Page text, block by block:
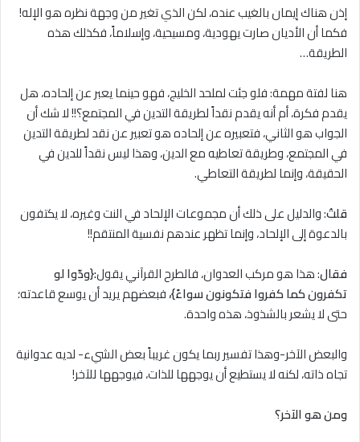
إذن هناك إيمان بالغيب عنده، لكن الذي تغير من وجهة نظره هو الإله!
فكما أن الأديان صارت يهودية، ومسيحية، وإسلاماً، فكذلك هذه
الطريقة…
هنا لفتة مهمة: فلو جئت لملحد الخليج، فهو حينما يعبر عن إلحاده، هل
يقدم فكرة، أم أنه يقدم نقداً لطريقة التدين في المجتمع؟!! لا شك أن
الجواب هو الثاني، فتعبيره عن إلحاده هو تعبير عن نقد لطريقة التدين
في المجتمع، وطريقة تعاطيه مع الدين، وهذا ليس نقداً للدين في
الحقيقة، وإنما لطريقة التعاطي.
قلتُ: والدليل على ذلك أن مجموعات الإلحاد في النت وغيره، ﻻ يكتفون
بالدعوة إلى الإلحاد، وإنما تظهر عندهم نفسية المنتقم!!
فقال: هذا هو مركب العدوان، فالطرح القرآني يقول:{ودّوا لو
تكفرون كما كفروا فتكونون سواءً}،فبعضهم يريد أن يوسع قاعدته؛
حتى ﻻ يشعر بالشذوذ، هذه واحدة.
والبعض الآخر-وهذا تفسير ربما يكون غريباً بعض الشيء- لديه عدوانية
تجاه ذاته، لكنه ﻻ يستطيع أن يوجهها للذات، فيوجهها للآخر!
ومن هو الآخر؟